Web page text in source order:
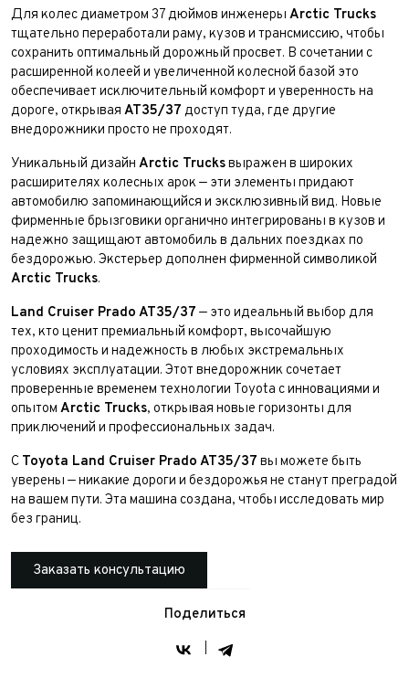
Для колес диаметром 37 дюймов инженеры Arctic Trucks
тщательно переработали раму, кузов и трансмиссию, чтобы
сохранить оптимальный дорожный просвет. В сочетании с
расширенной колеей и увеличенной колесной базой это
обеспечивает исключительный комфорт и уверенность на
дороге, открывая AT35/37 доступ туда, где другие
внедорожники просто не проходят.
Уникальный дизайн Arctic Trucksвыражен в широких
расширителях колесных арок — эти элементы придают
автомобилю запоминающийся и эксклюзивный вид. Новые
фирменные брызговики органично интегрированы в кузов и
надежно защищают автомобиль в дальних поездках по
бездорожью. Экстерьер дополнен фирменной символикой
Arctic Trucks.
Land Cruiser Prado AT35/37 — это идеальный выбор для
тех, кто ценит премиальный комфорт, высочайшую
проходимость и надежность в любых экстремальных
условиях эксплуатации. Этот внедорожник сочетает
проверенные временем технологии Toyota с инновациями и
опытом Arctic Trucks, открывая новые горизонты для
приключений и профессиональных задач.
С Toyota Land Cruiser Prado AT35/37 вы можете быть
уверены — никакие дороги и бездорожья не станут преградой
на вашем пути. Эта машина создана, чтобы исследовать мир
без границ.
Заказать консультацию
Поделиться
Заказ консультации
Имя*
Телефон*
Ваш город
Для Вашего удобства мы перезвоним Вам в рабочее
время, если будем знать Ваш часовой пояс.
Модель
персональных данных
Отправить
Ваше сообщение отправлено!
Имя*
Телефон*
Тема сообщения
Ваш город
Для Вашего удобства мы перезвоним Вам в рабочее
время, если будем знать Ваш часовой пояс.
Принимаю условиясоглашенияоб обработке
персональных данных
Отправить
Телефон*
E-mail*
Ваш город*
Марка и Модель*
Год выпуска*
Количество владельцев
Принимаю условия соглашения
об обработке
персональных данных
Отправить
ФИО*
Телефон*
Марка и Модель
Год выпуска
Пробег
Принимаю условиясоглашенияоб обработке
персональных данных
Отправить
Ваше сообщение отправлено!